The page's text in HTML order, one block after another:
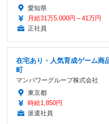
愛知県
月給31万5,000円～41万円
正社員
在宅あり・人気育成ゲーム商
町
マンパワーグループ株式会社
東京都
時給1,850円
派遣社員